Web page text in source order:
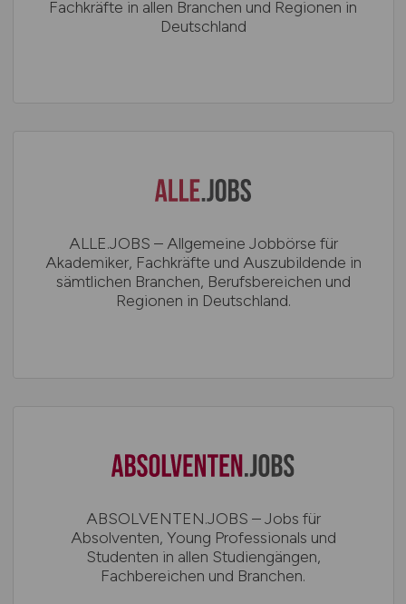
Fachkräfte in allen Branchen und Regionen in
Deutschland
ALLE.JOBS – Allgemeine Jobbörse für
Akademiker, Fachkräfte und Auszubildende in
sämtlichen Branchen, Berufsbereichen und
Regionen in Deutschland.
ABSOLVENTEN.JOBS – Jobs für
Absolventen, Young Professionals und
Studenten in allen Studiengängen,
Fachbereichen und Branchen.